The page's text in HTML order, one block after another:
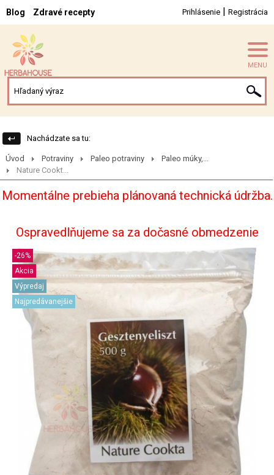
Blog Zdravé recepty Prihlásenie | Registrácia
MENU
Nachádzate sa tu:
Úvod Potraviny Paleo potraviny
Paleo múky,...
Nature Cookt...
Momentálne prebieha plánovaná technická údržba.
Ospravedlňujeme sa za dočasné obmedzenie
-26%
Akcia
Výpredaj
Najpredávanejšie